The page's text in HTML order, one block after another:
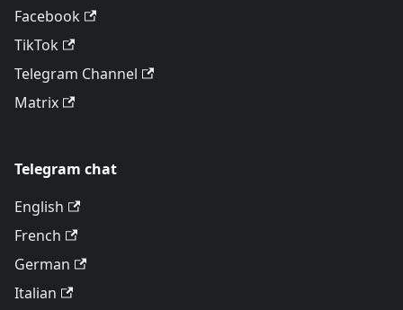
Facebook
TikTok
Telegram Channel
Matrix
Telegram chat
English
French
German
Italian